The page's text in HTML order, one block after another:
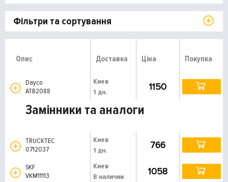
Фільтри та сортування
Опис Доставка Ціна Покупка
Dayco
ATB2088
Киев
1 дн.
1150
Замінники та аналоги
TRUCKTEC
0712037
Киев
1 дн.
766
SKF
VKM11113
Киев
В наличии
1058